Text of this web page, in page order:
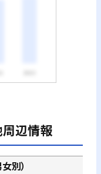
辺情報
別）